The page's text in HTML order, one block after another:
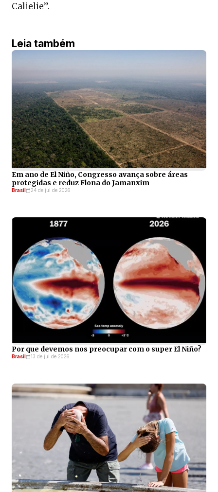
Calielie”.
Leia também
Em ano de El Niño, Congresso avança sobre áreas
protegidas e reduz Flona do Jamanxim
Brasil 24 de jul de 2026
Por que devemos nos preocupar com o super El Niño?
Brasil 13 de jul de 2026